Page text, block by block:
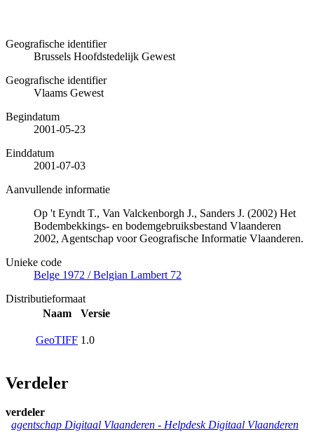
Geografische identifier
Brussels Hoofdstedelijk Gewest
Geografische identifier
Vlaams Gewest
Begindatum
2001-05-23
Einddatum
2001-07-03
Aanvullende informatie
Op 't Eyndt T., Van Valckenborgh J., Sanders J. (2002) Het
Bodembekkings- en bodemgebruiksbestand Vlaanderen
2002, Agentschap voor Geografische Informatie Vlaanderen.
Unieke code
Belge 1972 / Belgian Lambert 72
Distributieformaat
Naam
Versie
GeoTIFF 1.0
Verdeler
verdeler
agentschap Digitaal Vlaanderen - Helpdesk Digitaal Vlaanderen